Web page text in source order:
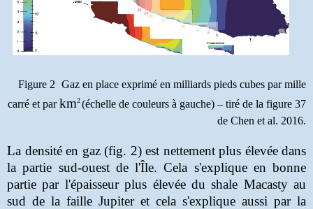
Figure 2 Gaz en place exprimé en milliards pieds cubes par mille
carré et parkm2(échelle de couleurs à gauche) – tiré de la figure 37
de Chen et al. 2016.
La densité en gaz (fig. 2) est nettement plus élevée dans
la partie sud-ouest de l'Île. Cela s'explique en bonne
partie par l'épaisseur plus élevée du shale Macasty au
sud de la faille Jupiter et cela s'explique aussi par la